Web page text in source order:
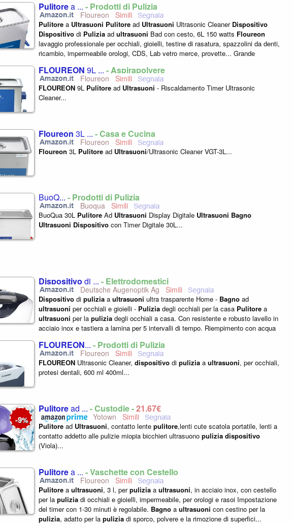
Pulitorea ... - Prodotti di Pulizia
Floureon
Pulitore a Ultrasuoni Pulitore ad Ultrasuoni Ultrasonic Cleaner Dispositivo
Dispositivo di Pulizia ad ultrasuoni Bad con cesto, 6L 150 watts Floureon
lavaggio professionale per occhiali, gioielli, testine di rasatura, spazzolini da denti,
ricambio, impermeabile orologi, CDS, Lab vetro merce, provette... Grande
FLOUREON 9L ... - Aspirapolvere
Floureon
FLOUREON 9L Pulitore ad Ultrasuoni - Riscaldamento Timer Ultrasonic
Cleaner...
Floureon 3L ... - Casa e Cucina
Floureon
Floureon 3L Pulitore ad Ultrasuoni/Ultrasonic Cleaner VGT-3L...
BuoQ... - Prodotti di Pulizia
Buoqua
BuoQua 30L Pulitore Ad Ultrasuoni Display Digitale Ultrasuoni Bagno
Ultrasuoni Dispositivo con Timer Digitale 30L...
Dispositivo di ... - Elettrodomestici
Deutsche Augenoptik Ag
Dispositivo di pulizia a ultrasuoni ultra trasparente Home - Bagno ad
ultrasuoni per occhiali e gioielli - Pulizia degli occhiali per la casa Pulitore a
ultrasuoni per la pulizia degli occhiali a casa. Con resistente e robusto lavello in
acciaio inox e tastiera a lamina per 5 intervalli di tempo. Riempimento con acqua
FLOUREON... - Prodotti di Pulizia
Floureon
FLOUREON Ultrasonic Cleaner, dispositivo di pulizia a ultrasuoni, per occhiali,
protesi dentali, 600 ml 400ml...
-9%
Pulitoread ... - Custodie -21,67€
Yotown
Pulitore ad Ultrasuoni, contatto lente pulitore,lenti cute scatola portatile, lenti a
contatto addetto alle pulizie miopia bicchieri ultrasuono pulizia dispositivo
(Viola)...
Pulitorea ... - Vaschette con Cestello
Floureon
Pulitore a ultrasuoni, 3 l, perpulizia a ultrasuoni, in acciaio inox, con cestello
per la pulizia di occhiali e gioielli, impermeabile, per orologi e rasoi Impostazione
del timer con 1-30 minuti è regolabile. Bagno a ultrasuoni con cestino per la
pulizia, adatto per la pulizia di sporco, polvere e la rimozione di superfici...